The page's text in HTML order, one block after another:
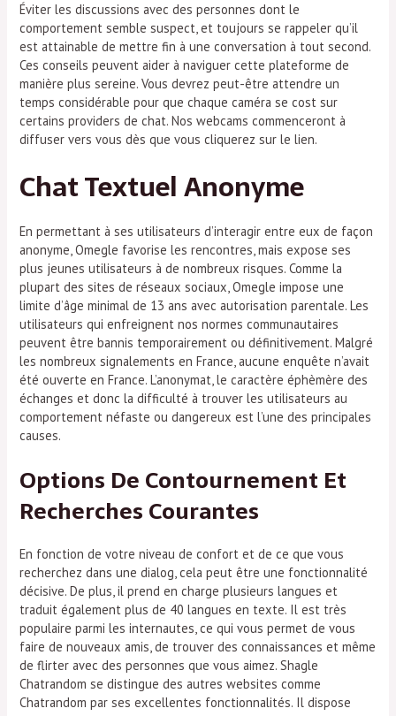
Éviter les discussions avec des personnes dont le
comportement semble suspect, et toujours se rappeler qu’il
est attainable de mettre fin à une conversation à tout second.
Ces conseils peuvent aider à naviguer cette plateforme de
manière plus sereine. Vous devrez peut-être attendre un
temps considérable pour que chaque caméra se cost sur
certains providers de chat. Nos webcams commenceront à
diffuser vers vous dès que vous cliquerez sur le lien.
Chat Textuel Anonyme
En permettant à ses utilisateurs d’interagir entre eux de façon
anonyme, Omegle favorise les rencontres, mais expose ses
plus jeunes utilisateurs à de nombreux risques. Comme la
plupart des sites de réseaux sociaux, Omegle impose une
limite d’âge minimal de 13 ans avec autorisation parentale. Les
utilisateurs qui enfreignent nos normes communautaires
peuvent être bannis temporairement ou définitivement. Malgré
les nombreux signalements en France, aucune enquête n’avait
été ouverte en France. L’anonymat, le caractère éphèmère des
échanges et donc la difficulté à trouver les utilisateurs au
comportement néfaste ou dangereux est l’une des principales
causes.
Options De Contournement Et
Recherches Courantes
En fonction de votre niveau de confort et de ce que vous
recherchez dans une dialog, cela peut être une fonctionnalité
décisive. De plus, il prend en charge plusieurs langues et
traduit également plus de 40 langues en texte. Il est très
populaire parmi les internautes, ce qui vous permet de vous
faire de nouveaux amis, de trouver des connaissances et même
de flirter avec des personnes que vous aimez. Shagle
Chatrandom se distingue des autres websites comme
Chatrandom par ses excellentes fonctionnalités. Il dispose